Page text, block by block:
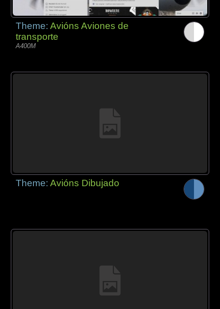
Theme:Avións Aviones de
transporte
A400M
Theme:Avións Dibujado